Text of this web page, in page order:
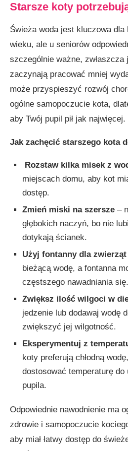
Starsze koty
Świeża woda jest kluczowa dla
wieku, ale u seniorów
szczególnie ważne, zwłaszcza
zaczynają pracować mniej
może przyspieszyć rozwój
ogólne samopoczucie kota,
aby Twój pupil pił jak najwięcej.
Jak zachęcić starszego kota
Rozstaw kilka misek z
miejscach domu, aby kot
dostęp.
Zmień miski na szersze –
głębokich naczyń, bo nie
dotykają ścianek.
Użyj fontanny dla zwierząt
bieżącą wodę, a fontanna
częstszego nawadniania
Zwiększ ilość wilgoci w
jedzenie lub dodawaj wodę
zwiększyć jej wilgotność.
Eksperymentuj z
koty preferują chłodną
dostosować temperaturę do
pupila.
Odpowiednie nawodnienie ma
zdrowie i samopoczucie
aby miał łatwy dostęp do